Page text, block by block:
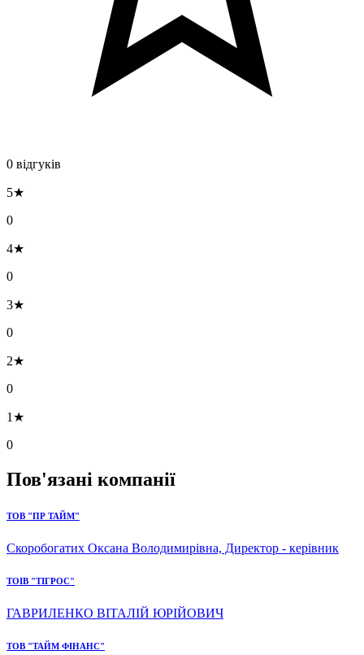
0 відгуків
5★
0
4★
0
3★
0
2★
0
1★
0
Пов'язані компанії
ТОВ "ПР ТАЙМ"
Скоробогатих Оксана Володимирівна, Директор - керівник
ТОІВ "ТІГРОС"
ГАВРИЛЕНКО ВІТАЛІЙ ЮРІЙОВИЧ
ТОВ "ТАЙМ ФІНАНС"